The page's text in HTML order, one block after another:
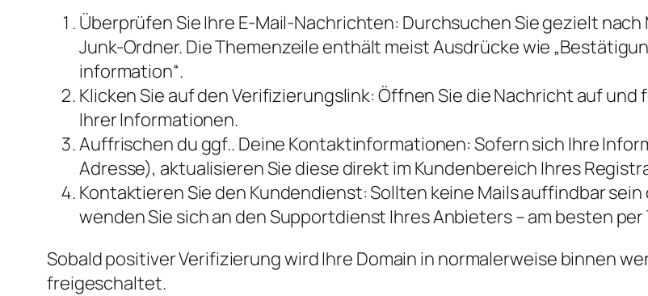
Überprüfen Sie Ihre E-Mail-Nachrichten: Durchsuchen Sie gezielt
Junk-Ordner. Die Themenzeile enthält meist Ausdrücke wie
information“.
Klicken Sie auf den Verifizierungslink: Öffnen Sie die Nachricht auf
Ihrer Informationen.
Auffrischen du ggf.. Deine Kontaktinformationen: Sofern sich Ihre
Adresse), aktualisieren Sie diese direkt im Kundenbereich Ihres
Kontaktieren Sie den Kundendienst: Sollten keine Mails auffindbar
wenden Sie sich an den Supportdienst Ihres Anbieters – am besten
Sobald positiver Verifizierung wird Ihre Domain in normalerweise binnen
freigeschaltet.